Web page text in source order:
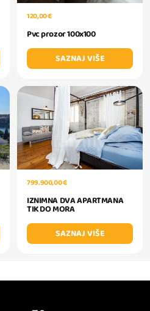
120,00 €
Pvc prozor 100x100
SAZNAJ VIŠE
799.900,00 €
IZNIMNA DVA APARTMANA
TIK DO MORA
SAZNAJ VIŠE